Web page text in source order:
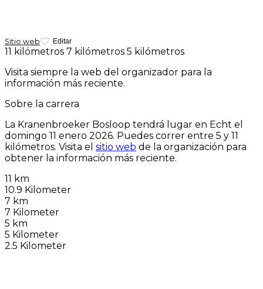
Sitio web Editar
11 kilómetros 7 kilómetros 5 kilómetros
Visita siempre la web del organizador para la
información más reciente.
Sobre la carrera
La Kranenbroeker Bosloop tendrá lugar en Echt el
domingo 11 enero 2026. Puedes correr entre 5 y 11
kilómetros. Visita el sitio web de la organización para
obtener la información más reciente.
11 km
10.9 Kilometer
7 km
7 Kilometer
5 km
5 Kilometer
2.5 Kilometer